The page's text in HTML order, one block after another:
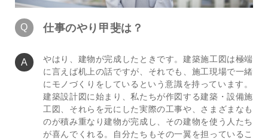
仕事のやり甲斐は？
やはり、建物が完成したときです。建築施工図は極端
に言えば机上の話ですが、それでも、施工現場で一緒
にモノづくりをしているという意識を持っています。
建築設計図に始まり、私たちが作図する建築・設備施
工図、それらを元にした実際の工事や、さまざまなも
のが積み重なり建物が完成し、その建物を使う人たち
が喜んでくれる。自分たちもその一翼を担っているこ